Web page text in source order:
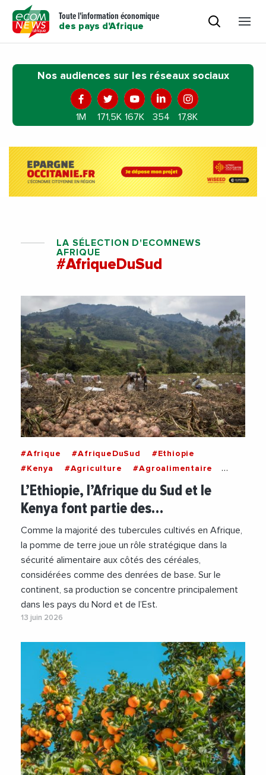
Toute l'information économique
des pays d'Afrique
Nos audiences sur les réseaux sociaux
1M 171,5K 167K 354 17,8K
LA SÉLECTION D'ECOMNEWS
AFRIQUE
#AfriqueDuSud
#Afrique #AfriqueDuSud
#Ethiopie
#Kenya
#Agriculture
#Agroalimentaire
#Economie
#Exportation
L’Ethiopie, l’Afrique du Sud et le
Kenya font partie des…
Comme la majorité des tubercules cultivés en Afrique,
la pomme de terre joue un rôle stratégique dans la
sécurité alimentaire aux côtés des céréales,
considérées comme des denrées de base. Sur le
continent, sa production se concentre principalement
dans les pays du Nord et de l’Est.
13 juin 2026